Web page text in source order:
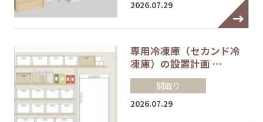
2026.07.29
専用冷凍庫（セカンド冷
凍庫）の設置計画 …
間取り
2026.07.29